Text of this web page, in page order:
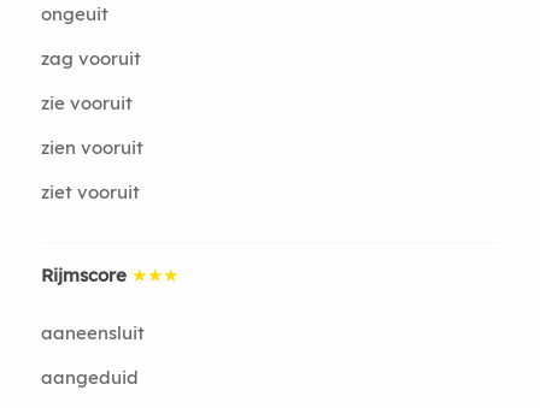
ongeuit
zag vooruit
zie vooruit
zien vooruit
ziet vooruit
Rijmscore ★★★
aaneensluit
aangeduid